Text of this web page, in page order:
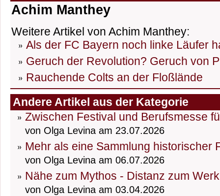
Achim Manthey
Weitere Artikel von Achim Manthey:
Als der FC Bayern noch linke Läufer
Geruch der Revolution? Geruch von
Rauchende Colts an der Floßlände
Andere Artikel aus der Kategorie
Zwischen Festival und Berufsmesse
von Olga Levina am 23.07.2026
Mehr als eine Sammlung historischer
von Olga Levina am 06.07.2026
Nähe zum Mythos - Distanz zum Werk
von Olga Levina am 03.04.2026